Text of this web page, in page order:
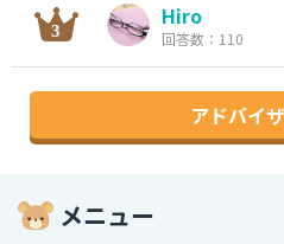
Hiro
回答数：110
アドバイ
メニュー